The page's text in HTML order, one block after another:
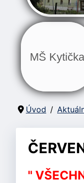
MŠ Kytička
Úvod
"